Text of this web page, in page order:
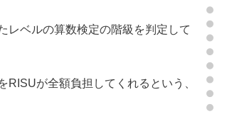
レベルの算数検定の階級を判定して
が全額負担してくれるという、